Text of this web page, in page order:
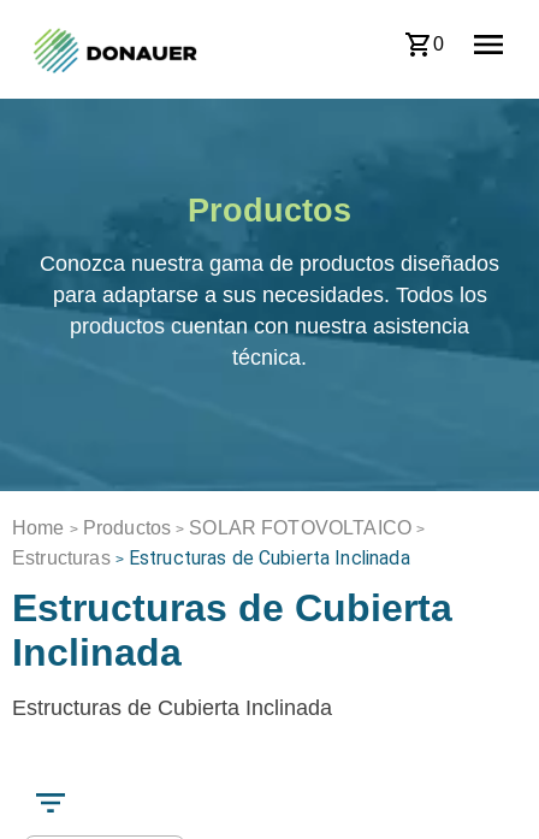
0
Productos
Conozca nuestra gama de productos diseñados
para adaptarse a sus necesidades. Todos los
productos cuentan con nuestra asistencia
técnica.
Home > Productos > SOLAR FOTOVOLTAICO >
Estructuras > Estructuras de Cubierta Inclinada
Estructuras de Cubierta
Inclinada
Estructuras de Cubierta Inclinada